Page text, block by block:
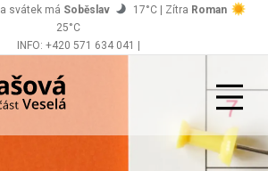
INFO: +420 571 634 041 |
a svátek má Soběslav 17°C | Zítra Roman
25°C